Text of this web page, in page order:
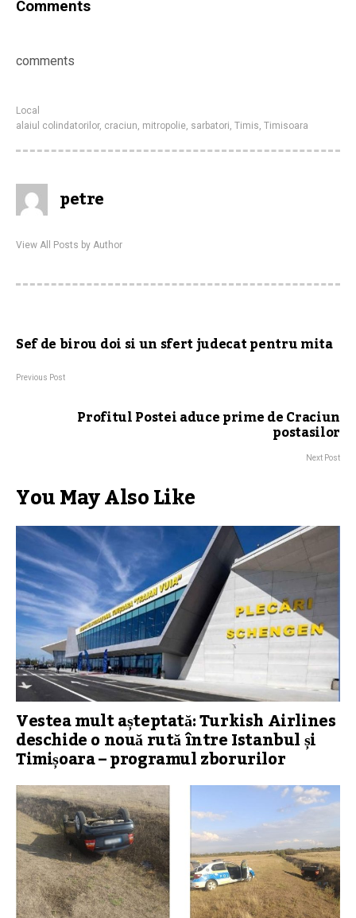
Comments
comments
Local
alaiul colindatorilor, craciun, mitropolie, sarbatori, Timis, Timisoara
petre
View All Posts by Author
Sef de birou doi si un sfert judecat pentru mita
Previous Post
Profitul Postei aduce prime de Craciun
postasilor
Next Post
You May Also Like
Vestea mult așteptată: Turkish Airlines
deschide o nouă rută între Istanbul și
Timișoara – programul zborurilor